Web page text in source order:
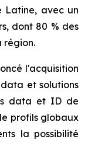
Latine, avec un
dont 80 % des
région.
l'acquisition
et solutions
data et ID de
profils globaux
la possibilité